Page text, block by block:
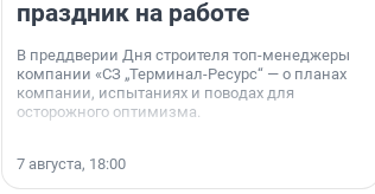
праздник на работе
В преддверии Дня строителя топ-менеджеры
компании «СЗ „Терминал-Ресурс“ — о планах
компании, испытаниях и поводах для
осторожного оптимизма.
7 августа, 18:00